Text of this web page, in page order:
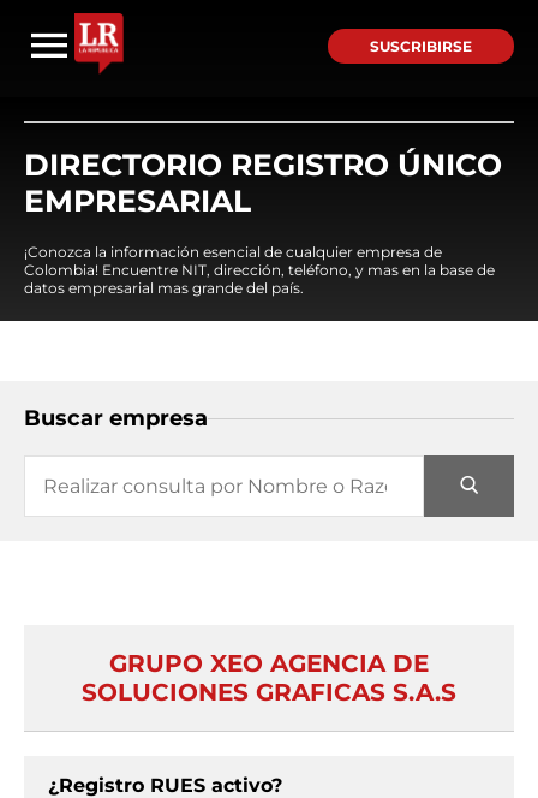
SUSCRIBIRSE
DIRECTORIO REGISTRO ÚNICO
EMPRESARIAL
¡Conozca la información esencial de cualquier empresa de
Colombia! Encuentre NIT, dirección, teléfono, y mas en la base de
datos empresarial mas grande del país.
Buscar empresa
GRUPO XEO AGENCIA DE
SOLUCIONES GRAFICAS S.A.S
¿Registro RUES activo?